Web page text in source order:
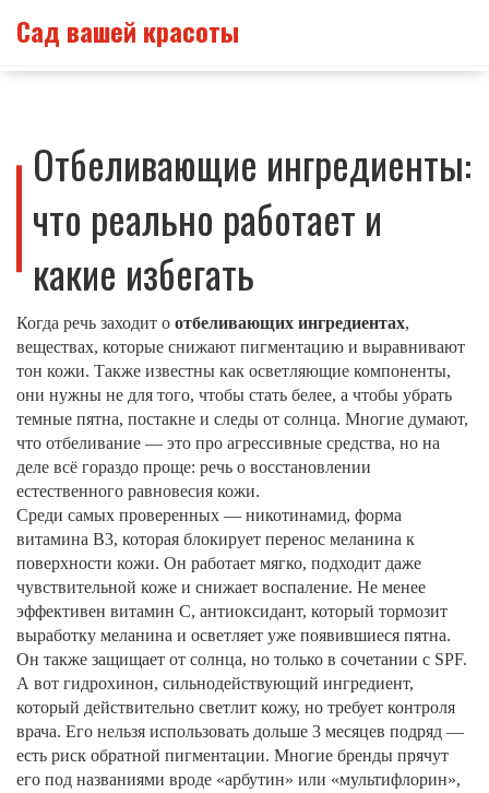
Сад вашей красоты
Отбеливающие ингредиенты:
что реально работает и
какие избегать
Когда речь заходит о отбеливающих ингредиентах,
веществах, которые снижают пигментацию и выравнивают
тон кожи. Также известны как осветляющие компоненты,
они нужны не для того, чтобы стать белее, а чтобы убрать
темные пятна, постакне и следы от солнца. Многие думают,
что отбеливание — это про агрессивные средства, но на
деле всё гораздо проще: речь о восстановлении
естественного равновесия кожи.
Среди самых проверенных — никотинамид, форма
витамина B3, которая блокирует перенос меланина к
поверхности кожи. Он работает мягко, подходит даже
чувствительной коже и снижает воспаление. Не менее
эффективен витамин С, антиоксидант, который тормозит
выработку меланина и осветляет уже появившиеся пятна.
Он также защищает от солнца, но только в сочетании с SPF.
А вот гидрохинон, сильнодействующий ингредиент,
который действительно светлит кожу, но требует контроля
врача. Его нельзя использовать дольше 3 месяцев подряд —
есть риск обратной пигментации. Многие бренды прячут
его под названиями вроде «арбутин» или «мультифлорин»,